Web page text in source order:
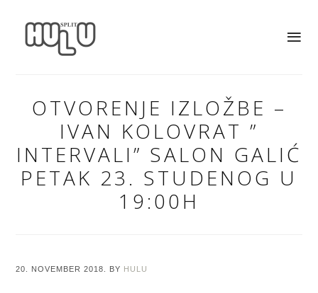
OTVORENJE IZLOŽBE –
IVAN KOLOVRAT ”
INTERVALI” SALON GALIĆ
PETAK 23. STUDENOG U
19:00H
20. NOVEMBER 2018. BY HULU